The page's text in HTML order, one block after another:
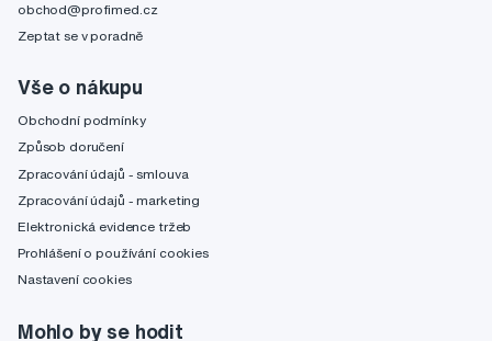
obchod@profimed.cz
Zeptat se v poradně
Vše o nákupu
Obchodní podmínky
Způsob doručení
Zpracování údajů - smlouva
Zpracování údajů - marketing
Elektronická evidence tržeb
Prohlášení o používání cookies
Nastavení cookies
Mohlo by se hodit